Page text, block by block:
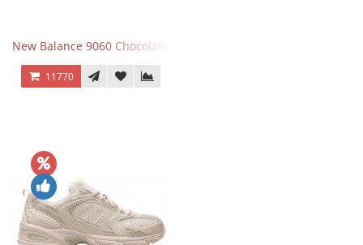
New Balance 9060 Chocolate Brown
11770